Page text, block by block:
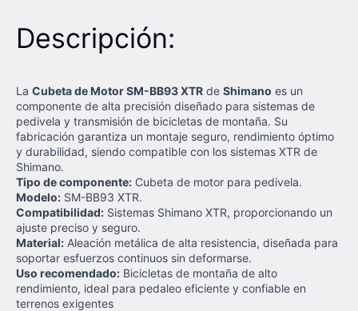
Descripción:
La Cubeta de Motor SM-BB93 XTR de Shimano es un
componente de alta precisión diseñado para sistemas de
pedivela y transmisión de bicicletas de montaña. Su
fabricación garantiza un montaje seguro, rendimiento óptimo
y durabilidad, siendo compatible con los sistemas XTR de
Shimano.
Tipo de componente: Cubeta de motor para pedivela.
Modelo: SM-BB93 XTR.
Compatibilidad: Sistemas Shimano XTR, proporcionando un
ajuste preciso y seguro.
Material: Aleación metálica de alta resistencia, diseñada para
soportar esfuerzos continuos sin deformarse.
Uso recomendado: Bicicletas de montaña de alto
rendimiento, ideal para pedaleo eficiente y confiable en
terrenos exigentes